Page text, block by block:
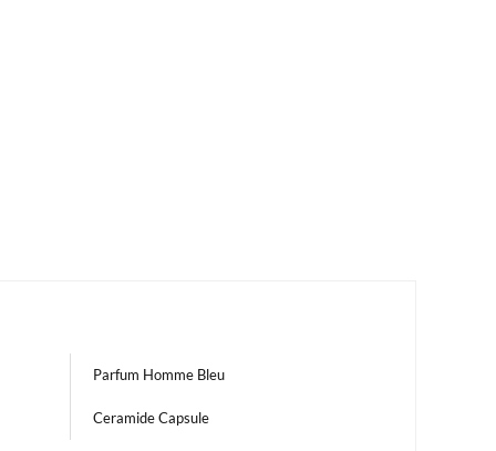
Parfum Homme Bleu
Ceramide Capsule